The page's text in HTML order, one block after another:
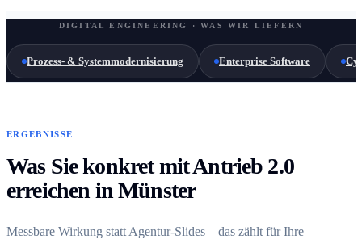
DIGITAL ENGINEERING · WAS WIR LIEFERN
Prozess- & Systemmodernisierung Enterprise Software
ERGEBNISSE
Was Sie konkret mit Antrieb 2.0
erreichen in Münster
Messbare Wirkung statt Agentur-Slides – das zählt für Ihre